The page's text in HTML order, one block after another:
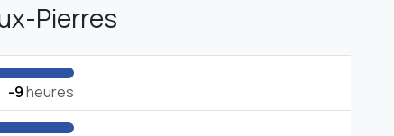
Pierres
-9heures